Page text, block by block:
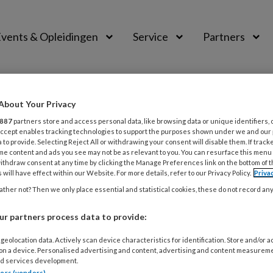
& Opleidingen Service Partners
2024 ACHTERGROND TAAL
probleem
onderschat probleem in onze samenleving: naar
Your Privacy
887 partners store and access personal data, like browsing data or unique identifiers,
enables tracking technologies to support the purposes shown under we and
to provide. Selecting Reject All or withdrawing your consent will disable them. If
content and ads you see may not be as relevant to you. You can resurface this
consent at any time by clicking the Manage Preferences link on the bottom of
will have effect within our Website. For more details, refer to our Privacy Policy.
not? Then we only place essential and statistical cookies, these do not record
partners process data to provide:
data. Actively scan device characteristics for identification. Store and/or
a device. Personalised advertising and content, advertising and content
services development.